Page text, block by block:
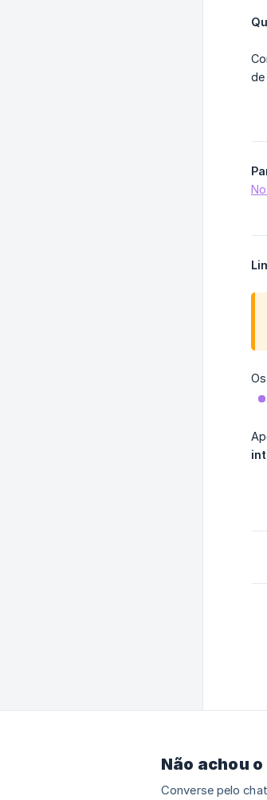
de
Não achou
Converse pelo